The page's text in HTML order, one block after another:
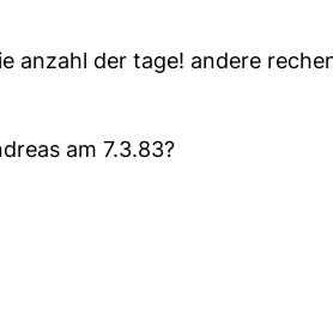
anzahl der tage! andere
am 7.3.83?